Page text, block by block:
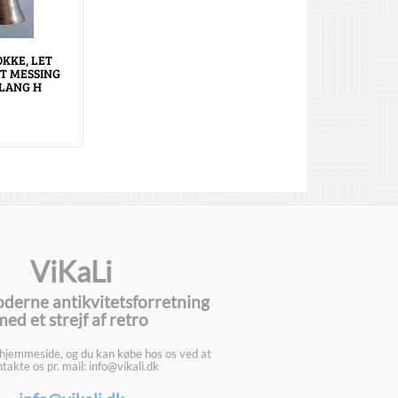
LET
MESSING
H
ViKaLi
antikvitetsforretning
et strejf af retro
og du kan købe hos os ved at
os pr. mail: info@vikali.dk